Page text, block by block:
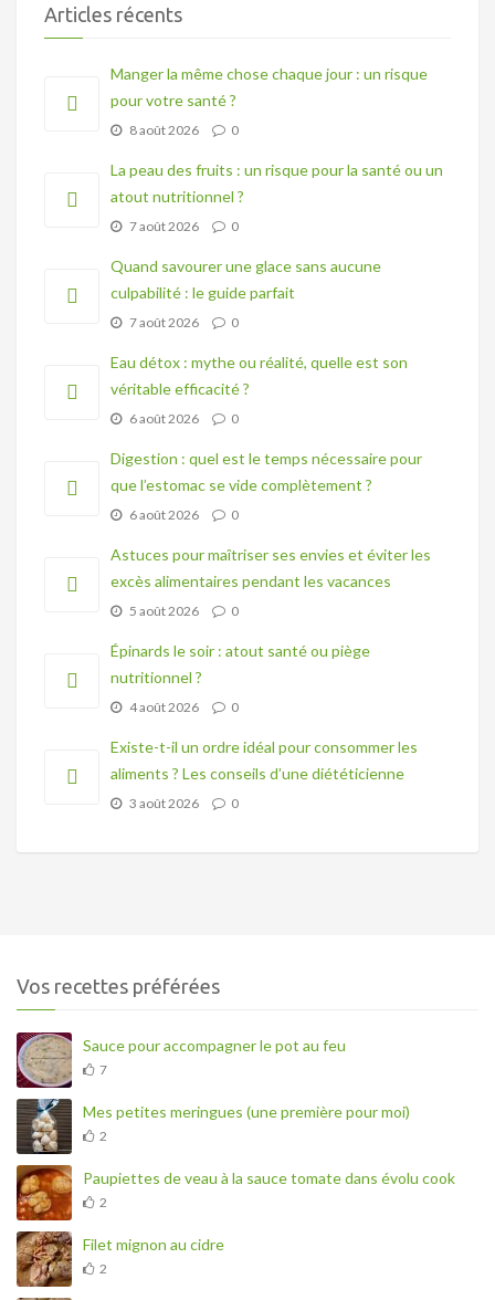
Articles récents
Manger la même chose chaque jour : un risque
pour votre santé ?
8 août 2026 0
La peau des fruits : un risque pour la santé ou un
atout nutritionnel ?
7 août 2026 0
Quand savourer une glace sans aucune
culpabilité : le guide parfait
7 août 2026 0
Eau détox : mythe ou réalité, quelle est son
véritable efficacité ?
6 août 2026 0
Digestion : quel est le temps nécessaire pour
que l’estomac se vide complètement ?
6 août 2026 0
Astuces pour maîtriser ses envies et éviter les
excès alimentaires pendant les vacances
5 août 2026 0
Épinards le soir : atout santé ou piège
nutritionnel ?
4 août 2026 0
Existe-t-il un ordre idéal pour consommer les
aliments ? Les conseils d’une diététicienne
3 août 2026 0
Vos recettes préférées
Sauce pour accompagner le pot au feu
7
Mes petites meringues (une première pour moi)
2
Paupiettes de veau à la sauce tomate dans évolu cook
2
Filet mignon au cidre
2